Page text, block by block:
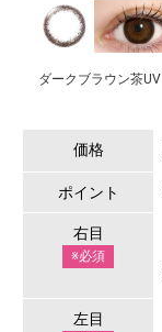
ダークブラウン茶UV
価格
ポイント
右目
※必須
左目